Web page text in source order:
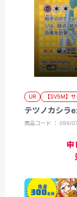
UR 【SV5M】
テツノカシラ
商品コード ： 099/
申